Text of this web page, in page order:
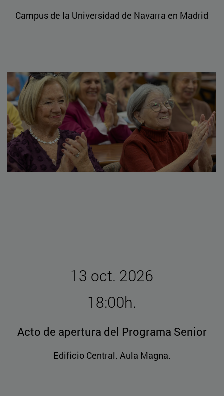
Campus de la Universidad de Navarra en Madrid
13 oct. 2026
18:00h.
Acto de apertura del Programa Senior
Edificio Central. Aula Magna.